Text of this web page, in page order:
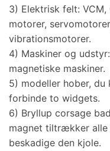
3) Elektrisk felt: VCM,
motorer,
vibrationsmotorer.
4) Maskiner og
magnetiske maskiner.
5) modeller hober, du
forbinde to widgets.
6) Bryllup corsage
magnet tiltrækker
beskadige den kjole.